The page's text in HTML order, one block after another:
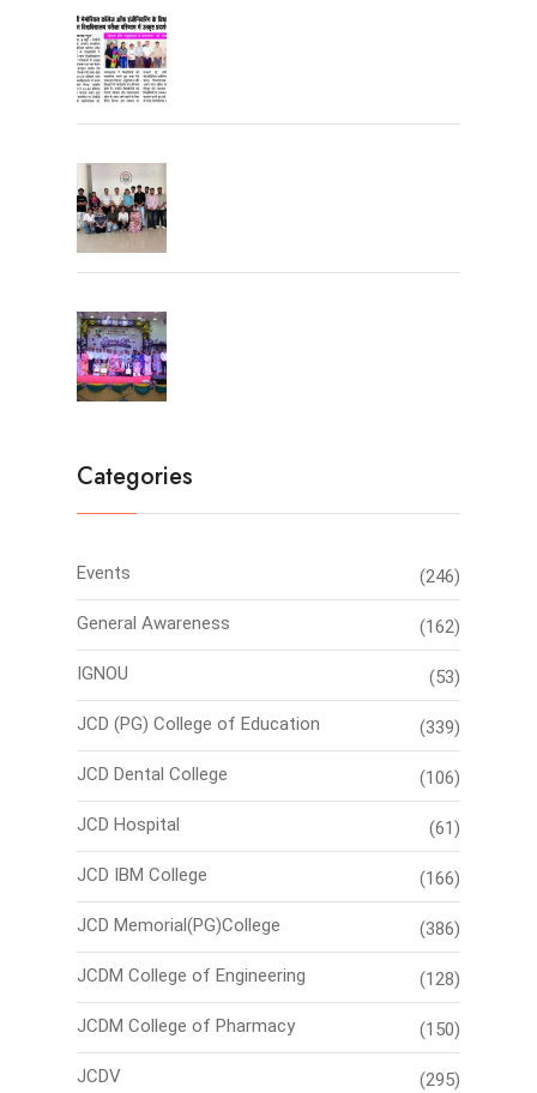
Categories
Events (246)
General Awareness (162)
IGNOU (53)
JCD (PG) College of Education (339)
JCD Dental College (106)
JCD Hospital (61)
JCD IBM College (166)
JCD Memorial(PG)College (386)
JCDM College of Engineering (128)
JCDM College of Pharmacy (150)
JCDV (295)